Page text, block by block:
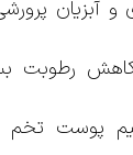
و آبزیان
رطوبت
پوست تخم